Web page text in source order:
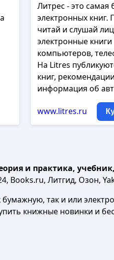
Литрес - это
электронных книг.
читай и слушай
электронные
компьютеров,
На Litres
книг,
информация об
www.litres.ru
и практика, учебник,
Books.ru, Литгид, Озон,
так и или
книжные новинки и